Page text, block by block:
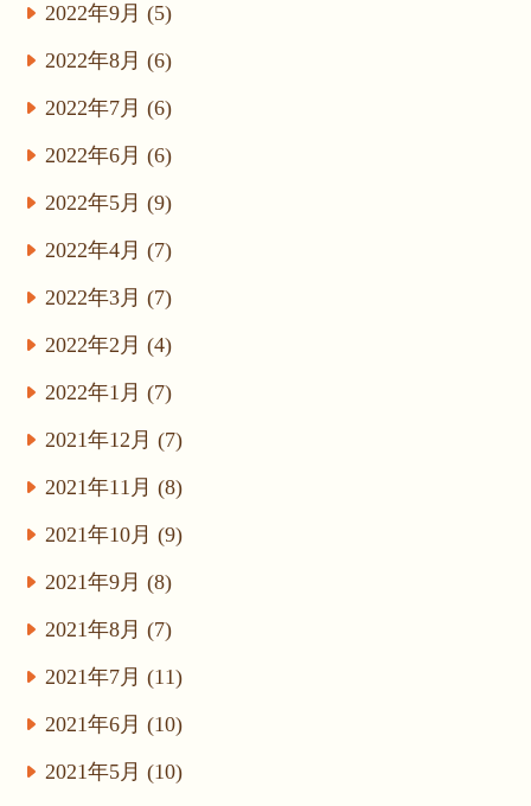
2022年9月 (5)
2022年8月 (6)
2022年7月 (6)
2022年6月 (6)
2022年5月 (9)
2022年4月 (7)
2022年3月 (7)
2022年2月 (4)
2022年1月 (7)
2021年12月 (7)
2021年11月 (8)
2021年10月 (9)
2021年9月 (8)
2021年8月 (7)
2021年7月 (11)
2021年6月 (10)
2021年5月 (10)